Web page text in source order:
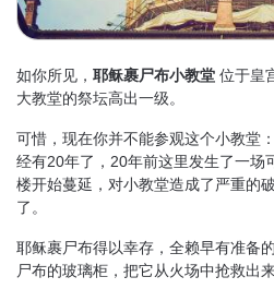
如你所见， 耶稣裹尸布小教堂 位于皇
大教堂的祭坛高出一级。
可惜，现在你并不能参观这个小教堂
经有20年了，20年前这里发生了一场
楼开始蔓延，对小教堂造成了严重的
了。
耶稣裹尸布得以幸存，全赖早有准备
尸布的玻璃柜，把它从火场中抢救出来